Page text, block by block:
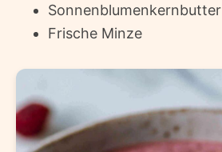
Sonnenblumenkernbutter
Frische Minze